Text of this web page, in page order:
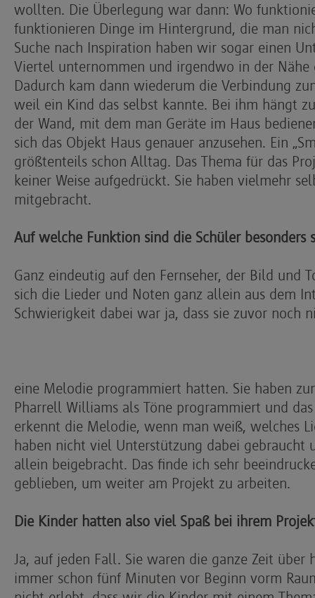
wollten. Die Überlegung war dann: Wo
funktionieren Dinge im Hintergrund, die man
Suche nach Inspiration haben wir sogar einen
Viertel unternommen und irgendwo in der Nähe
Dadurch kam dann wiederum die Verbindung
weil ein Kind das selbst kannte. Bei ihm hängt
der Wand, mit dem man Geräte im Haus
sich das Objekt Haus genauer anzusehen. Ein
größtenteils schon Alltag. Das Thema für das
keiner Weise aufgedrückt. Sie haben vielmehr
mitgebracht.
Auf welche Funktion sind die Schüler besonders
Ganz eindeutig auf den Fernseher, der Bild und
sich die Lieder und Noten ganz allein aus dem
Schwierigkeit dabei war ja, dass sie zuvor noch
eine Melodie programmiert hatten. Sie haben
Pharrell Williams als Töne programmiert und
erkennt die Melodie, wenn man weiß, welches
haben nicht viel Unterstützung dabei gebraucht
allein beigebracht. Das finde ich sehr
geblieben, um weiter am Projekt zu arbeiten.
Die Kinder hatten also viel Spaß bei ihrem
Ja, auf jeden Fall. Sie waren die ganze Zeit
immer schon fünf Minuten vor Beginn vorm